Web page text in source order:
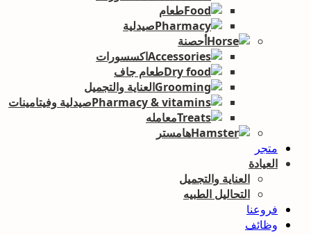
طعام
صيدلية
أحصنة
اكسسورات
طعام جاف
العناية والتجميل
صيدلية وفيتامينات
معامله
هامستر
متجر
العيادة
العناية والتجميل
التحاليل الطبيه
فروعنا
وظائف